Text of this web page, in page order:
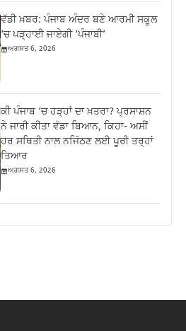
ਵੱਡੀ ਖ਼ਬਰ: ਪੰਜਾਬ ਅੰਦਰ ਬਣੇ ਆਰਮੀ ਸਕੂਲ
‘ਚ ਪੜ੍ਹਾਈ ਜਾਏਗੀ ‘ਪੰਜਾਬੀ’
ਅਗਸਤ 6, 2026
ਕੀ ਪੰਜਾਬ ‘ਚ ਹੜ੍ਹਾਂ ਦਾ ਖ਼ਤਰਾ? ਪ੍ਰਸਾਸ਼ਨ
ਨੇ ਜਾਰੀ ਕੀਤਾ ਵੱਡਾ ਬਿਆਨ, ਕਿਹਾ- ਅਸੀਂ
ਹਰ ਸਥਿਤੀ ਨਾਲ ਨਜਿੱਠਣ ਲਈ ਪੂਰੀ ਤਰ੍ਹਾਂ
ਤਿਆਰ
ਅਗਸਤ 6, 2026